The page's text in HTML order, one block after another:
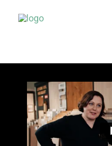
Forside
Om oss
Tjenester